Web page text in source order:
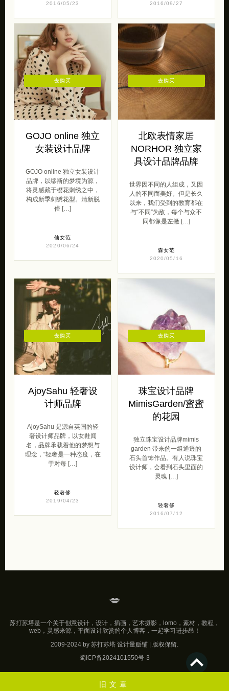
旧文章
2016/05/23
2016/09/27
GOJO online 独立
女装设计品牌
GOJO online 独立女装设计
品牌，以缪斯的梦境为源，
将灵感藏于樱花刺绣之中，
构成新季刺绣花型。清新脱
俗 […]
仙女范
2020/06/24
去购买
北欧表情家居
NORHOR 独立家
具设计品牌品牌
世界因不同的人组成，又因
人的不同而美好。但是长久
以来，我们受到的教育都在
与“不同”为敌，每个与众不
同都像是左撇 […]
森女范
2020/05/16
去购买
AjoySahu 轻奢设
计师品牌
AjoySahu 是源自英国的轻
奢设计师品牌，以女鞋闻
名，品牌承载着他的梦想与
理念，“轻奢是一种态度，在
于对每 […]
轻奢侈
2019/04/23
去购买
珠宝设计品牌
MimisGarden/蜜蜜
的花园
独立珠宝设计品牌mimis
garden 带来的一组通透的
石头首饰作品。有人说珠宝
设计师，会看到石头里面的
灵魂 […]
轻奢侈
2016/07/12
去购买
💋
苏打苏塔是一个关于创意设计，设计，插画，艺术摄影，lomo，素材，教程，
web，灵感来源，平面设计欣赏的个人博客，一起学习进步昂！
2009-2024 by 苏打苏塔 设计量贩铺 | 版权保留.
蜀ICP备2024101550号-3